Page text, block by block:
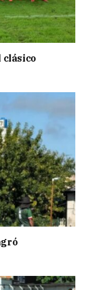
clásico